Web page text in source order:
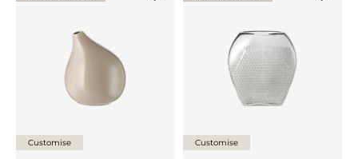
Customise Customise